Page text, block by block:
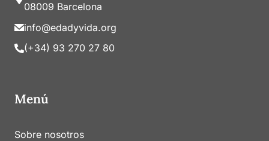
08009 Barcelona
info@edadyvida.org
(+34) 93 270 27 80
Menú
Sobre nosotros